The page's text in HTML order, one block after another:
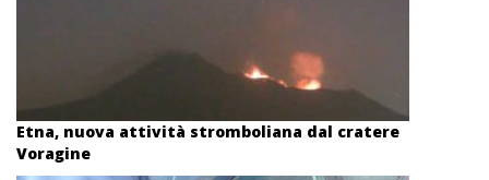
Etna, nuova attività stromboliana dal cratere
Voragine